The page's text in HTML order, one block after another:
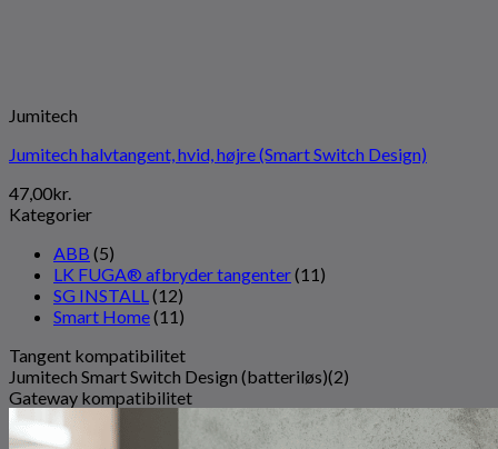
Jumitech
Jumitech halvtangent, hvid, højre (Smart Switch Design)
47,00kr.
Kategorier
ABB (5)
LK FUGA® afbryder tangenter(11)
SG INSTALL(12)
Smart Home(11)
Tangent kompatibilitet
Jumitech Smart Switch Design (batteriløs)(2)
Gateway kompatibilitet